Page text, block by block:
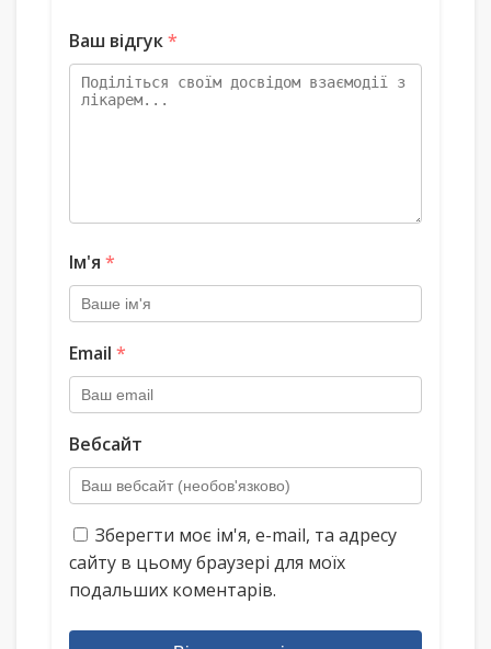
Ваш відгук*
Ім'я *
Email *
Вебсайт
Зберегти моє ім'я, e-mail, та адресу
сайту в цьому браузері для моїх
подальших коментарів.